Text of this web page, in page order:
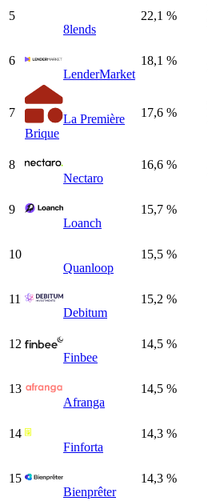
5
8lends
22,1 %
6
LenderMarket
18,1 %
7
La Première
Brique
17,6 %
8
Nectaro
16,6 %
9
Loanch
15,7 %
10
Quanloop
15,5 %
11
Debitum
15,2 %
12
Finbee
14,5 %
13
Afranga
14,5 %
14
Finforta
14,3 %
15
Bienprêter
14,3 %